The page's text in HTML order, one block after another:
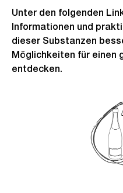
Unter den folgenden
Informationen und
dieser Substanzen
Möglichkeiten für einen
entdecken.